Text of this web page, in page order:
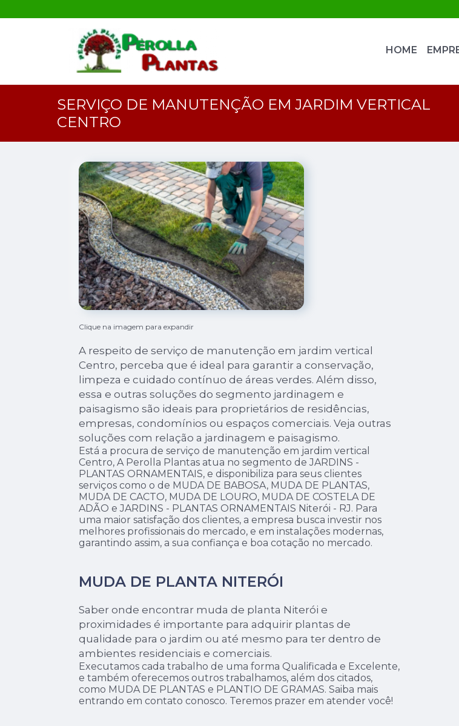
HOME
SERVIÇO DE MANUTENÇÃO EM JARDIM VERTICAL
CENTRO
Clique na imagem para expandir
A respeito de serviço de manutenção em jardim vertical
Centro, perceba que é ideal para garantir a conservação,
limpeza e cuidado contínuo de áreas verdes. Além disso,
essa e outras soluções do segmento jardinagem e
paisagismo são ideais para proprietários de residências,
empresas, condomínios ou espaços comerciais. Veja outras
soluções com relação a jardinagem e paisagismo.
Está a procura de serviço de manutenção em jardim vertical
Centro, A Perolla Plantas atua no segmento de JARDINS -
PLANTAS ORNAMENTAIS, e disponibiliza para seus clientes
serviços como o de MUDA DE BABOSA, MUDA DE PLANTAS,
MUDA DE CACTO, MUDA DE LOURO, MUDA DE COSTELA DE
ADÃO e JARDINS - PLANTAS ORNAMENTAIS Niterói - RJ. Para
uma maior satisfação dos clientes, a empresa busca investir nos
melhores profissionais do mercado, e em instalações modernas,
garantindo assim, a sua confiança e boa cotação no mercado.
MUDA DE PLANTA NITERÓI
Saber onde encontrar muda de planta Niterói e
proximidades é importante para adquirir plantas de
qualidade para o jardim ou até mesmo para ter dentro de
ambientes residenciais e comerciais.
Executamos cada trabalho de uma forma Qualificada e Excelente,
e também oferecemos outros trabalhamos, além dos citados,
como MUDA DE PLANTAS e PLANTIO DE GRAMAS. Saiba mais
entrando em contato conosco. Teremos prazer em atender você!